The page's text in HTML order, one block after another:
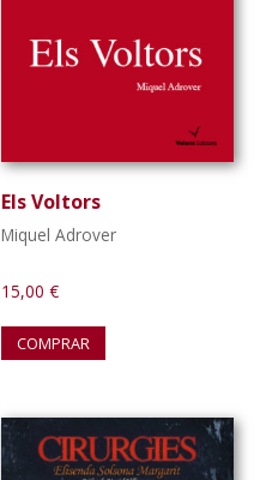
Els Voltors
Miquel Adrover
15,00€
COMPRAR